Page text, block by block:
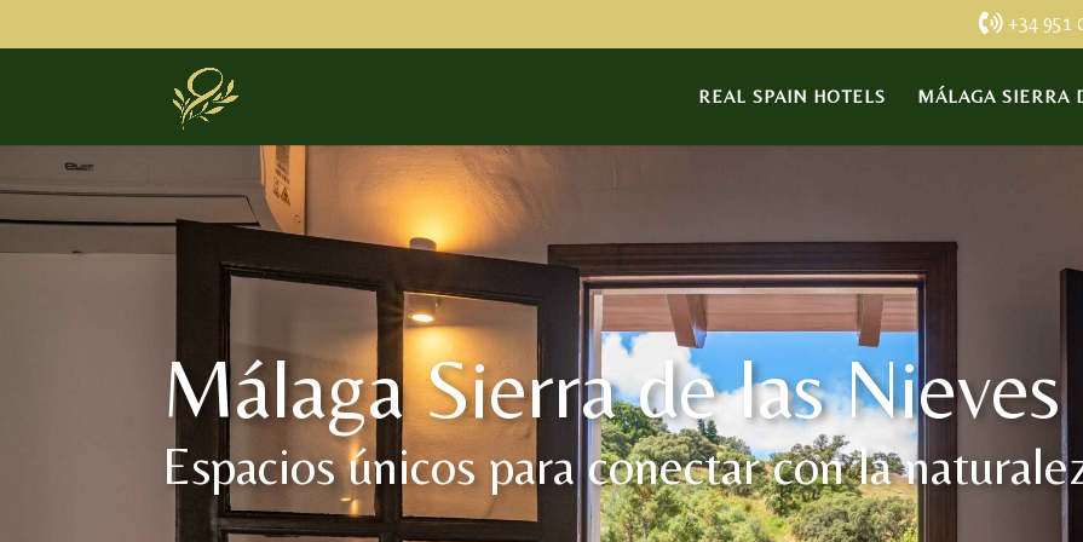
+34 951
REAL SPAIN HOTELS MÁLAGA SIERRA
Málaga Sierra de las Nieves
Espacios únicos para conectar con la